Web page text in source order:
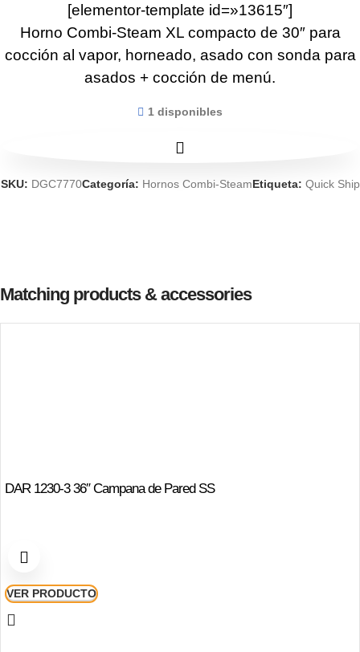
[elementor-template id=»13615″]
Horno Combi-Steam XL compacto de 30″ para
cocción al vapor, horneado, asado con sonda para
asados ​​+ cocción de menú.
1 disponibles
SKU: DGC7770Categoría: Hornos Combi-SteamEtiqueta: Quick Ship
Matching products & accessories
DAR 1230-3 36″ Campana de Pared SS
VER PRODUCTO